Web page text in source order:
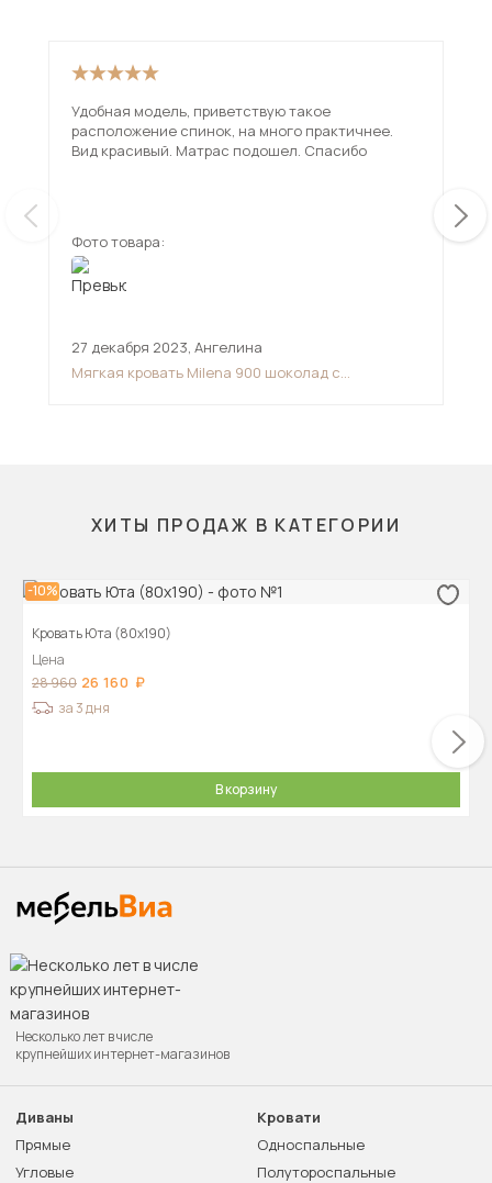
Удобная модель, приветствую такое
расположение спинок, на много практичнее.
Вид красивый. Матрас подошел. Спасибо
Фото товара:
27 декабря 2023, Ангелина
Мягкая кровать Milena 900 шоколад с
ХИТЫ ПРОДАЖ В КАТЕГОРИИ
-10%
Кровать Юта (80х190)
Цена
28 960 26 160
за 3 дня
В корзину
Несколько лет в числе
крупнейших интернет-магазинов
Диваны
Прямые
Угловые
Кровати
Односпальные
Полутороспальные